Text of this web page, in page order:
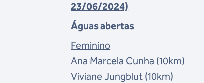
23/06/2024)
Águas abertas
Feminino
Ana Marcela Cunha (10km)
Viviane Jungblut (10km)